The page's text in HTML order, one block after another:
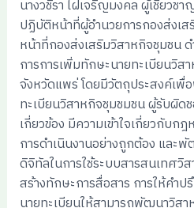
นางวชิรา ไฝเจริญมงคล ผู้เชี่ยวช
ปฏิบัติหน้าที่ผู้อำนวยการกองส่งเส
หน้าที่กองส่งเสริมวิสาหกิจชุมชน
การการเพิ่มทักษะนายทะเบียนวิ
จังหวัดแพร่ โดยมีวัตถุประสงค์เ
ทะเบียนวิสาหกิจชุมชมชน ผู้รับผิด
เกี่ยวข้อง มีความเข้าใจเกี่ยวกับก
การดำเนินงานอย่างถูกต้อง และ
ดิจิทัลในการใช้ระบบสารสนเทศวิ
สร้างทักษะการสื่อสาร การให้คำ
นายทะเบียนให้สามารถพัฒนาวิส